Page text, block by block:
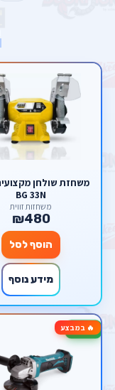
BG 33N
משחזות זווית
₪480
הוסף לסל
מידע נוסף
🔥 במבצע-20%